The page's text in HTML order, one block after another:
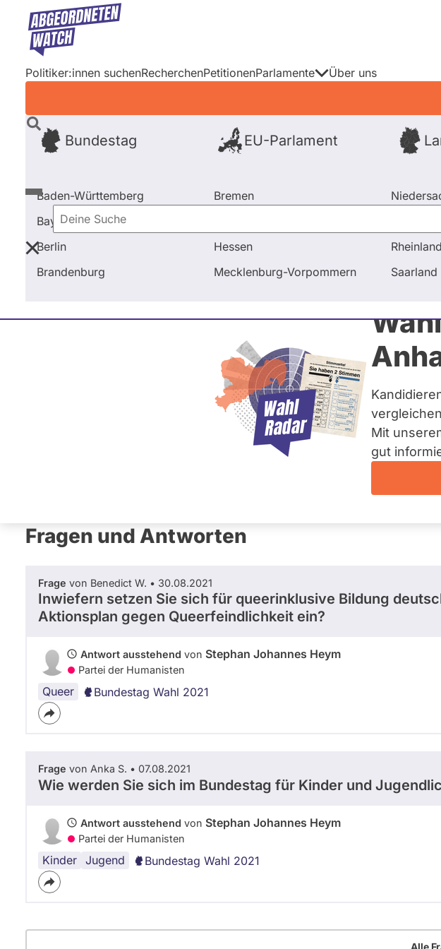
Direkt
Inhalt
Politiker:innen suchenRecherchenPetitionenParlamente
Bundestag EU-Parlament
Baden-Württemberg
Bayern
Berlin
Brandenburg
Bremen
Hessen
Mecklenburg-Vorpommern
Saarland
Über uns
Deine
Suche
Mit
gut
Startseite Frage stellen Stephan Johannes Heym
Stephan
Partei der Humanisten
Dieser Politiker hat kein aktuelles und kein zukünftiges
Mandat und keine Direktandidatur auf Landes-,
oder EU-Ebene. Mögliche Kandidaturen über eine
Wahlliste werden bei uns nicht erfasst.
Fragen und Antworten
Frage von Benedict W. • 30.08.2021
Inwiefern setzen Sie sich für queerinklusive Bildung
Aktionsplan gegen Queerfeindlichkeit ein?
Antwort ausstehend von Stephan Johannes Heym
Partei der Humanisten
Queer Bundestag Wahl 2021
Frage von Anka S. • 07.08.2021
Wie werden Sie sich im Bundestag für Kinder und
Antwort ausstehend von Stephan Johannes Heym
Partei der Humanisten
Kinder Jugend Bundestag Wahl 2021
Alle